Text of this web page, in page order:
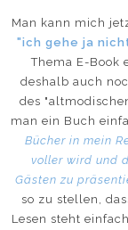
Man kann mich
"ich gehe ja
Thema E-Book
deshalb auch
des
man ein Buch
Bücher in mein
voller wird und
Gästen zu
so zu stellen,
Lesen steht